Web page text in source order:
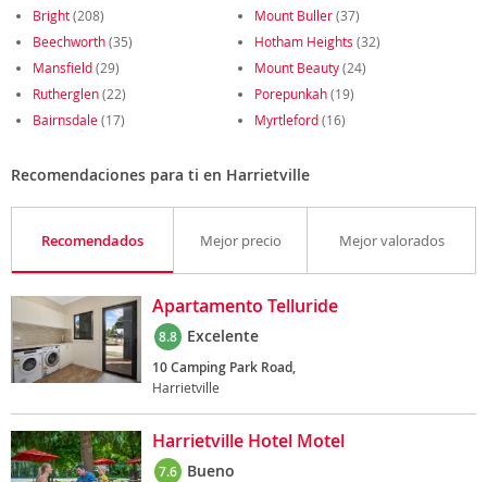
Bright(208) Mount Buller(37)
Beechworth(35) Hotham Heights (32)
Mansfield(29) Mount Beauty(24)
Rutherglen(22) Porepunkah(19)
Bairnsdale(17) Myrtleford(16)
Recomendaciones para ti en Harrietville
Recomendados Mejor precio Mejor valorados
Apartamento Telluride
8.8 Excelente
10 Camping Park Road,
Harrietville
Harrietville Hotel Motel
7.6 Bueno